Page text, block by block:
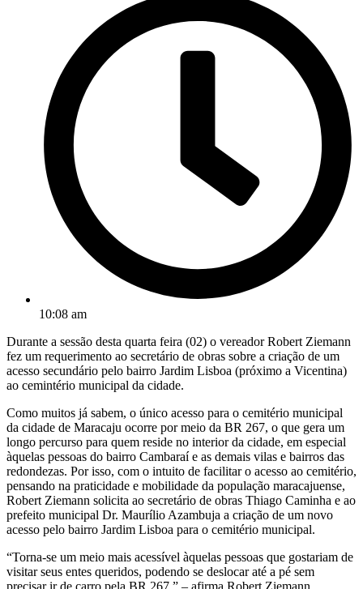
10:08 am
Durante a sessão desta quarta feira (02) o vereador Robert Ziemann
fez um requerimento ao secretário de obras sobre a criação de um
acesso secundário pelo bairro Jardim Lisboa (próximo a Vicentina)
ao cemintério municipal da cidade.
Como muitos já sabem, o único acesso para o cemitério municipal
da cidade de Maracaju ocorre por meio da BR 267, o que gera um
longo percurso para quem reside no interior da cidade, em especial
àquelas pessoas do bairro Cambaraí e as demais vilas e bairros das
redondezas. Por isso, com o intuito de facilitar o acesso ao cemitério,
pensando na praticidade e mobilidade da população maracajuense,
Robert Ziemann solicita ao secretário de obras Thiago Caminha e ao
prefeito municipal Dr. Maurílio Azambuja a criação de um novo
acesso pelo bairro Jardim Lisboa para o cemitério municipal.
“Torna-se um meio mais acessível àquelas pessoas que gostariam de
visitar seus entes queridos, podendo se deslocar até a pé sem